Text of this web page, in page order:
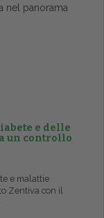
nel panorama
e delle
un controllo
e malattie
Zentiva con il